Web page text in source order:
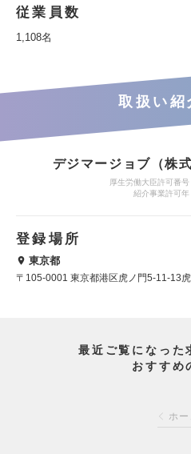
従業員数
1,108名
取扱い紹
デジマージョブ（株
厚生労働大臣許可番
紹介事業許可
登録場所
東京都
〒105-0001 東京都港区虎ノ門5-11-13
最近ご覧になった
おすすめ
ホー